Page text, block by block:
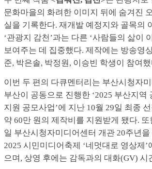
문화마을의 화려한 이미지 뒤에 숨겨진
실을 기록한다. 재개발 예정지와 골목의
‘관광지 감천’과는 다른 ‘사람들의 삶이
보여주는 데 집중했다. 제작에는 방송영
준, 박은솔, 박정원, 이승빈 학생이 참여
이번 두 편의 다큐멘터리는 부산시청자
부산이 공동으로 진행한 ‘2025 부산지역
지원 공모사업’에 지난 10월 29일 최종
약 60만 원의 제작비를 지원받게 됐다. 또
일 부산시청자미디어센터 개관 20주년을
2025 시민미디어축제 ‘네멋대로 영상제’
으며, 상영 후에는 감독과의 대화(GV) 시